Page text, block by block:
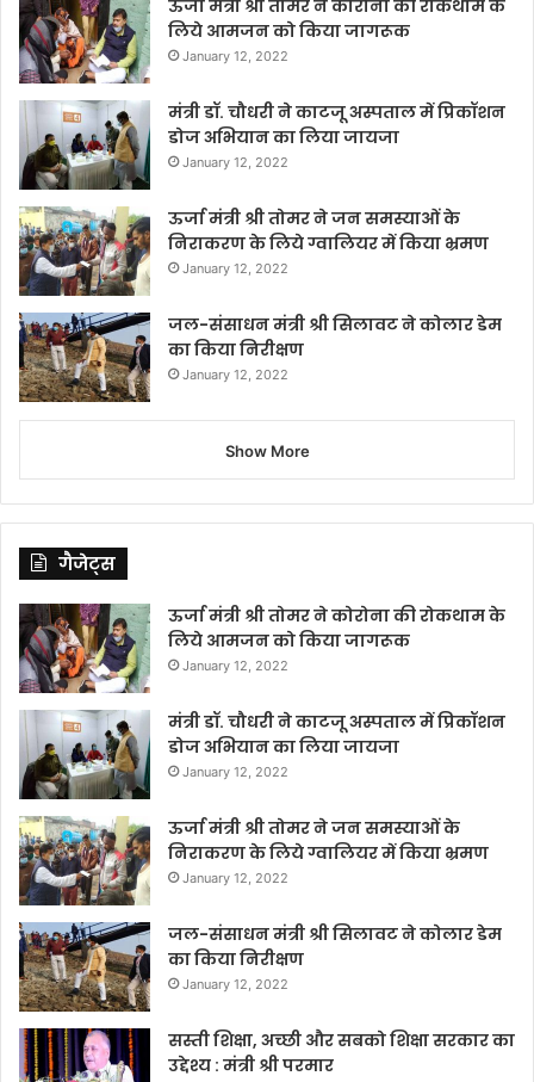
ऊर्जा मंत्री श्री तोमर ने कोरोना की रोकथाम के
लिये आमजन को किया जागरूक
January 12, 2022
मंत्री डॉ. चौधरी ने काटजू अस्पताल में प्रिकॉशन
डोज अभियान का लिया जायजा
January 12, 2022
ऊर्जा मंत्री श्री तोमर ने जन समस्याओं के
निराकरण के लिये ग्वालियर में किया भ्रमण
January 12, 2022
जल-संसाधन मंत्री श्री सिलावट ने कोलार डेम
का किया निरीक्षण
January 12, 2022
Show More
गैजेट्स
ऊर्जा मंत्री श्री तोमर ने कोरोना की रोकथाम के
लिये आमजन को किया जागरूक
January 12, 2022
मंत्री डॉ. चौधरी ने काटजू अस्पताल में प्रिकॉशन
डोज अभियान का लिया जायजा
January 12, 2022
ऊर्जा मंत्री श्री तोमर ने जन समस्याओं के
निराकरण के लिये ग्वालियर में किया भ्रमण
January 12, 2022
जल-संसाधन मंत्री श्री सिलावट ने कोलार डेम
का किया निरीक्षण
January 12, 2022
सस्ती शिक्षा, अच्छी और सबको शिक्षा सरकार का
उद्देश्य : मंत्री श्री परमार